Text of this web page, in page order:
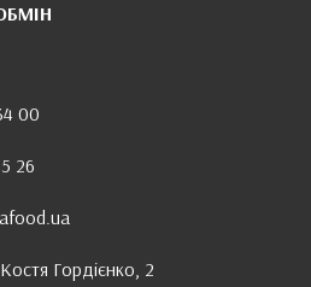
00
26
Гордієнко, 2